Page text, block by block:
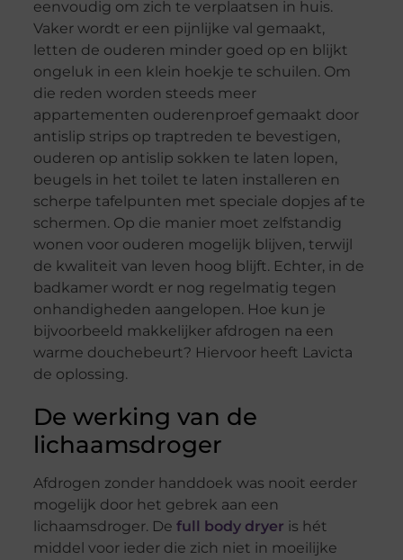
eenvoudig om zich te verplaatsen in huis.
Vaker wordt er een pijnlijke val gemaakt,
letten de ouderen minder goed op en blijkt
ongeluk in een klein hoekje te schuilen. Om
die reden worden steeds meer
appartementen ouderenproef gemaakt door
antislip strips op traptreden te bevestigen,
ouderen op antislip sokken te laten lopen,
beugels in het toilet te laten installeren en
scherpe tafelpunten met speciale dopjes af te
schermen. Op die manier moet zelfstandig
wonen voor ouderen mogelijk blijven, terwijl
de kwaliteit van leven hoog blijft. Echter, in de
badkamer wordt er nog regelmatig tegen
onhandigheden aangelopen. Hoe kun je
bijvoorbeeld makkelijker afdrogen na een
warme douchebeurt? Hiervoor heeft Lavicta
de oplossing.
De werking van de
lichaamsdroger
Afdrogen zonder handdoek was nooit eerder
mogelijk door het gebrek aan een
lichaamsdroger. De full body dryer is hét
middel voor ieder die zich niet in moeilijke